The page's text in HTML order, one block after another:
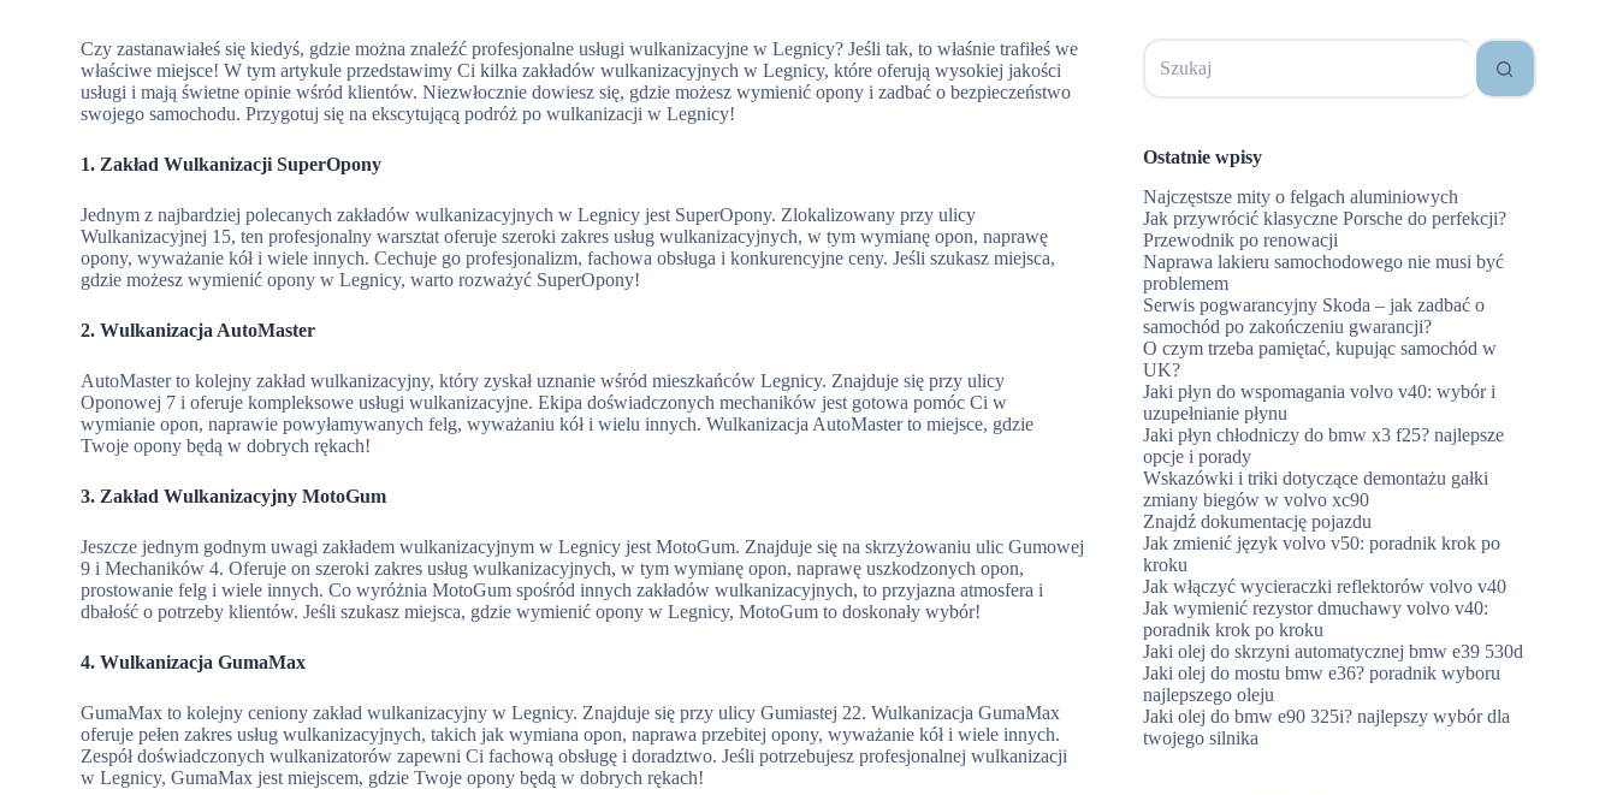
Czy zastanawiałeś się kiedyś, gdzie można znaleźć profesjonalne usługi wulkanizacyjne w Legnicy? Jeśli tak, to właśnie trafiłeś we
właściwe miejsce! W tym artykule przedstawimy Ci kilka zakładów wulkanizacyjnych w Legnicy, które oferują wysokiej jakości
usługi i mają świetne opinie wśród klientów. Niezwłocznie dowiesz się, gdzie możesz wymienić opony i zadbać o bezpieczeństwo
swojego samochodu. Przygotuj się na ekscytującą podróż po wulkanizacji w Legnicy!
1. Zakład Wulkanizacji SuperOpony
Jednym z najbardziej polecanych zakładów wulkanizacyjnych w Legnicy jest SuperOpony. Zlokalizowany przy ulicy
Wulkanizacyjnej 15, ten profesjonalny warsztat oferuje szeroki zakres usług wulkanizacyjnych, w tym wymianę opon, naprawę
opony, wyważanie kół i wiele innych. Cechuje go profesjonalizm, fachowa obsługa i konkurencyjne ceny. Jeśli szukasz miejsca,
gdzie możesz wymienić opony w Legnicy, warto rozważyć SuperOpony!
2. Wulkanizacja AutoMaster
AutoMaster to kolejny zakład wulkanizacyjny, który zyskał uznanie wśród mieszkańców Legnicy. Znajduje się przy ulicy
Oponowej 7 i oferuje kompleksowe usługi wulkanizacyjne. Ekipa doświadczonych mechaników jest gotowa pomóc Ci w
wymianie opon, naprawie powyłamywanych felg, wyważaniu kół i wielu innych. Wulkanizacja AutoMaster to miejsce, gdzie
Twoje opony będą w dobrych rękach!
3. Zakład Wulkanizacyjny MotoGum
Jeszcze jednym godnym uwagi zakładem wulkanizacyjnym w Legnicy jest MotoGum. Znajduje się na skrzyżowaniu ulic Gumowej
9 i Mechaników 4. Oferuje on szeroki zakres usług wulkanizacyjnych, w tym wymianę opon, naprawę uszkodzonych opon,
prostowanie felg i wiele innych. Co wyróżnia MotoGum spośród innych zakładów wulkanizacyjnych, to przyjazna atmosfera i
dbałość o potrzeby klientów. Jeśli szukasz miejsca, gdzie wymienić opony w Legnicy, MotoGum to doskonały wybór!
4. Wulkanizacja GumaMax
GumaMax to kolejny ceniony zakład wulkanizacyjny w Legnicy. Znajduje się przy ulicy Gumiastej 22. Wulkanizacja GumaMax
oferuje pełen zakres usług wulkanizacyjnych, takich jak wymiana opon, naprawa przebitej opony, wyważanie kół i wiele innych.
Zespół doświadczonych wulkanizatorów zapewni Ci fachową obsługę i doradztwo. Jeśli potrzebujesz profesjonalnej wulkanizacji
w Legnicy, GumaMax jest miejscem, gdzie Twoje opony będą w dobrych rękach!
Brak
wyników
Ostatnie wpisy
Najczęstsze mity o felgach aluminiowych
Jak przywrócić klasyczne Porsche do perfekcji?
Przewodnik po renowacji
Naprawa lakieru samochodowego nie musi być
problemem
Serwis pogwarancyjny Skoda – jak zadbać o
samochód po zakończeniu gwarancji?
O czym trzeba pamiętać, kupując samochód w
UK?
Jaki płyn do wspomagania volvo v40: wybór i
uzupełnianie płynu
Jaki płyn chłodniczy do bmw x3 f25? najlepsze
opcje i porady
Wskazówki i triki dotyczące demontażu gałki
zmiany biegów w volvo xc90
Znajdź dokumentację pojazdu
Jak zmienić język volvo v50: poradnik krok po
kroku
Jak włączyć wycieraczki reflektorów volvo v40
Jak wymienić rezystor dmuchawy volvo v40:
poradnik krok po kroku
Jaki olej do skrzyni automatycznej bmw e39 530d
Jaki olej do mostu bmw e36? poradnik wyboru
najlepszego oleju
Jaki olej do bmw e90 325i? najlepszy wybór dla
twojego silnika